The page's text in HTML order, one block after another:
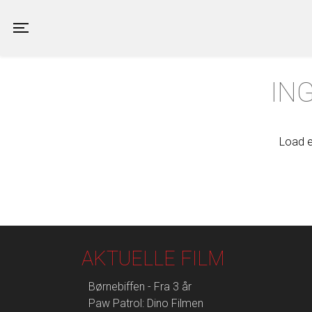
Load
AKTUELLE FILM
Børnebiffen - Fra 3 år
Paw Patrol: Dino Filmen